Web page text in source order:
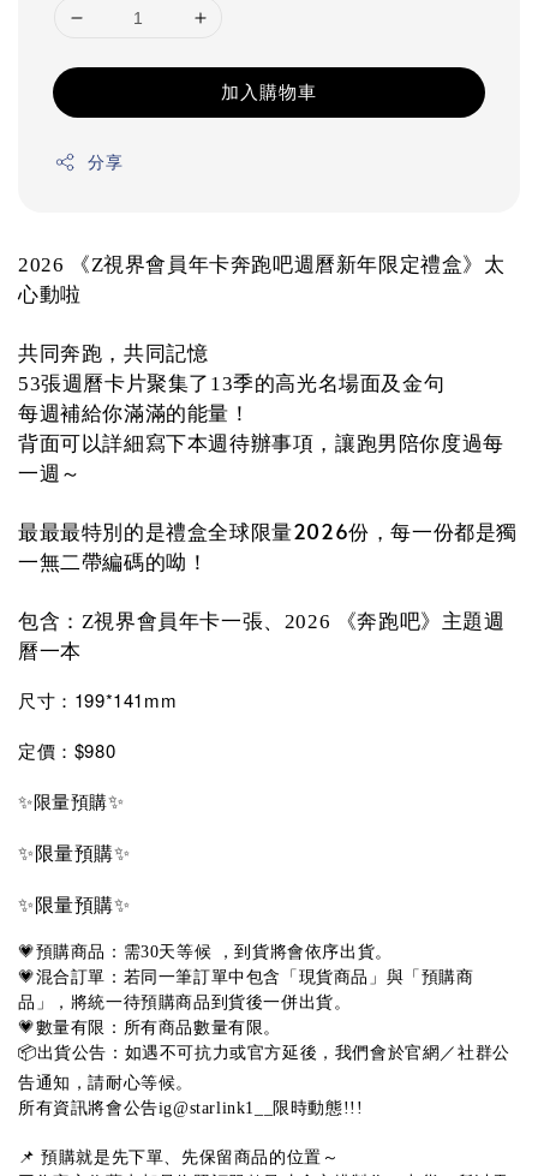
加入購物車
分享
2026 《Z視界會員年卡奔跑吧週曆新年限定禮盒》太
心動啦
共同奔跑，共同記憶
53張週曆卡片聚集了13季的高光名場面及金句
每週補給你滿滿的能量！
背面可以詳細寫下本週待辦事項，讓跑男陪你度過每
一週～
最最最特別的是禮盒全球限量2026份，每一份都是獨
一無二帶編碼的呦！
包含： Z視界會員年卡一張、2026 《奔跑吧》主題週
曆一本
尺寸：199*141mm
定價：$980
✨限量預購✨
✨限量預購✨
✨限量預購✨
💗預購商品：需30天等候 ，到貨將會依序出貨。
💗混合訂單：若同一筆訂單中包含「現貨商品」與「預購商
品」，將統一待預購商品到貨後一併出貨。
💗數量有限：所有商品數量有限。
📦出貨公告：如遇不可抗力或官方延後，我們會於官網／社群公
告通知，請耐心等候。
所有資訊將會公告ig@starlink1__限時動態!!!
📌 預購就是先下單、先保留商品的位置～